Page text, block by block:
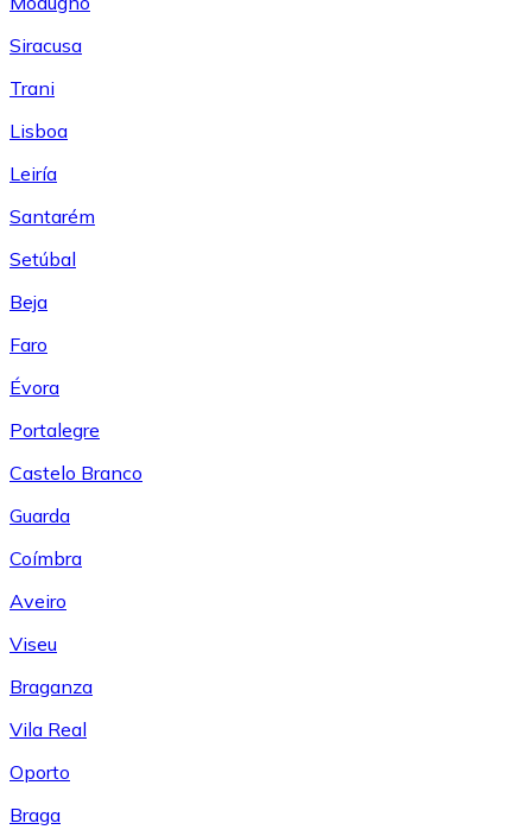
Siracusa
Trani
Lisboa
Leiría
Santarém
Setúbal
Beja
Faro
Évora
Portalegre
Castelo Branco
Guarda
Coímbra
Aveiro
Viseu
Braganza
Vila Real
Oporto
Braga